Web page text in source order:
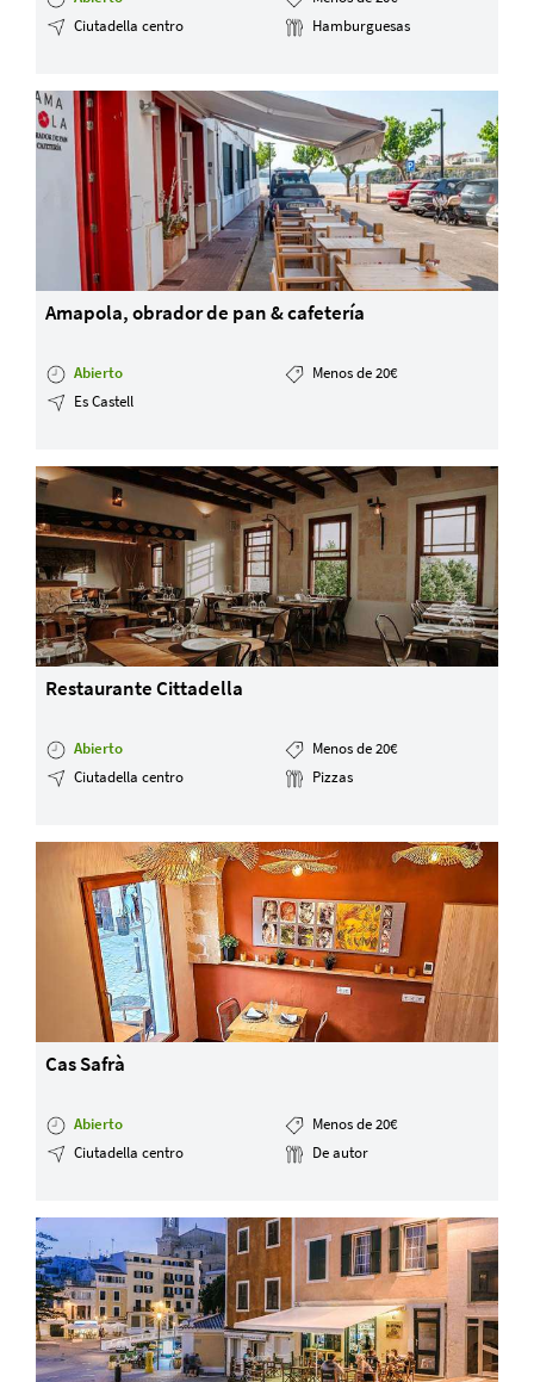
Ciutadella centro
Hamburguesas
Amapola, obrador de pan & cafetería
Abierto
Menos de 20€
Es Castell
Restaurante Cittadella
Abierto
Menos de 20€
Ciutadella centro
Pizzas
Cas Safrà
Abierto
Menos de 20€
Ciutadella centro
De autor